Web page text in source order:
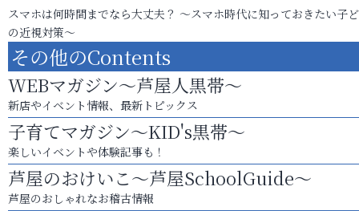
スマホは何時間までなら大丈夫？ ～スマホ時代に知っておきたい子
の近視対策～
その他のContents
WEBマガジン～芦屋人黒帯～
新店やイベント情報、最新トピックス
子育てマガジン～KID's黒帯～
楽しいイベントや体験記事も！
芦屋のおけいこ～芦屋SchoolGuide～
芦屋のおしゃれなお稽古情報